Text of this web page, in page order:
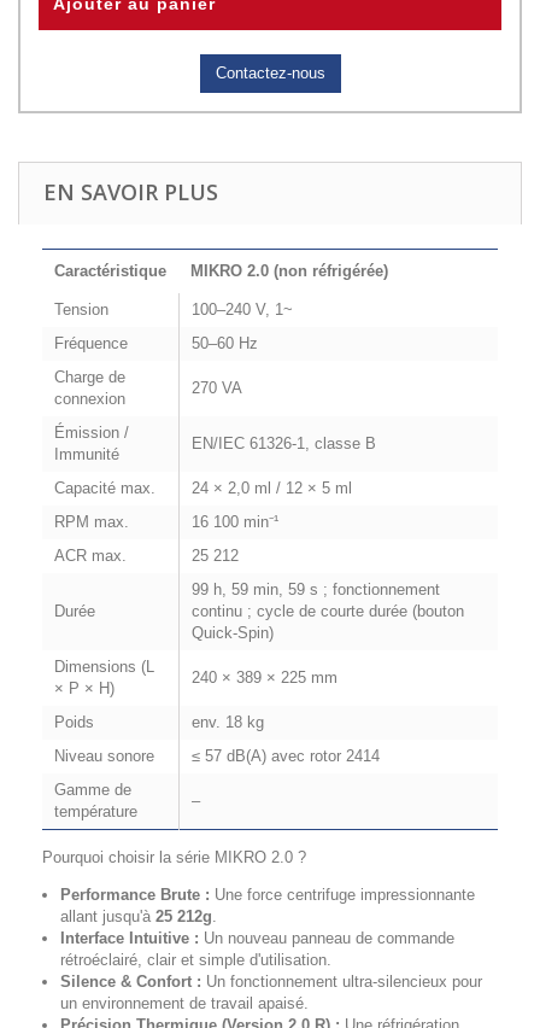
Contactez-nous
EN SAVOIR PLUS
Caractéristique MIKRO 2.0 (non réfrigérée)
Tension
100–240 V, 1~
Fréquence
50–60 Hz
Charge de
connexion
270 VA
Émission /
Immunité
EN/IEC 61326-1, classe B
Capacité max.
24 × 2,0 ml / 12 × 5 ml
RPM max.
16 100 min⁻¹
ACR max.
25 212
Durée
99 h, 59 min, 59 s ; fonctionnement
continu ; cycle de courte durée (bouton
Quick-Spin)
Dimensions (L
× P × H)
240 × 389 × 225 mm
Poids
env. 18 kg
Niveau sonore
≤ 57 dB(A) avec rotor 2414
Gamme de
température
–
Pourquoi choisir la série MIKRO 2.0 ?
Performance Brute : Une force centrifuge impressionnante
allant jusqu'à 25 212g.
Interface Intuitive : Un nouveau panneau de commande
rétroéclairé, clair et simple d'utilisation.
Silence & Confort : Un fonctionnement ultra-silencieux pour
un environnement de travail apaisé.